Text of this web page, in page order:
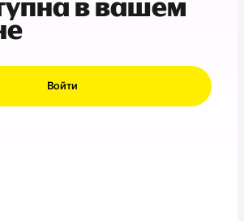
в вашем
Войти